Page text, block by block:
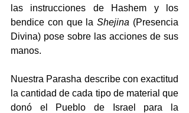
las instrucciones de Hashem y los
bendice con que la Shejina (Presencia
Divina) pose sobre las acciones de sus
manos.
Nuestra Parasha describe con exactitud
la cantidad de cada tipo de material que
donó el Pueblo de Israel para la